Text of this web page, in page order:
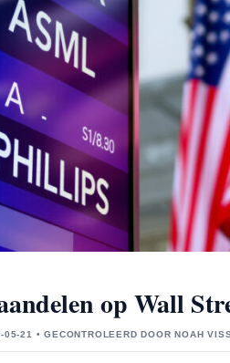
op Wall
21 • GECONTROLEERD DOOR NOAH